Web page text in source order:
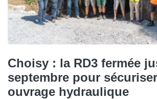
Choisy : la RD3 fermée
septembre pour
ouvrage hydraulique